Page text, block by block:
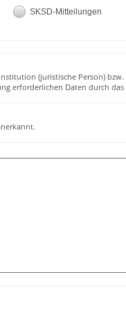
SKSD-Mitteilungen
(juristische Person)
erforderlichen Daten durch das